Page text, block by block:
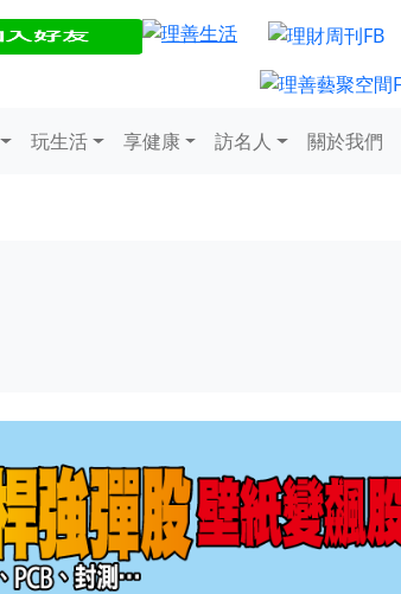
玩生活 享健康 訪名人 關於我們